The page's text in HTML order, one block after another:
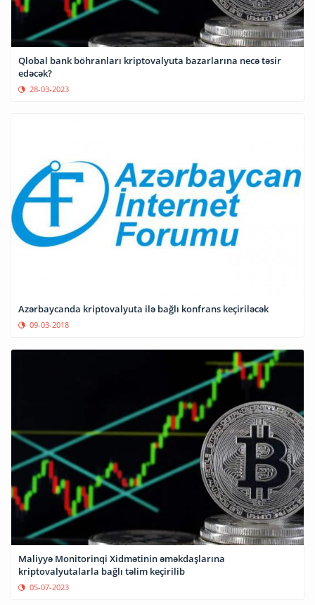
Qlobal bank böhranları kriptovalyuta bazarlarına necə təsir
edəcək?
28-03-2023
Azərbaycanda kriptovalyuta ilə bağlı konfrans keçiriləcək
09-03-2018
Maliyyə Monitorinqi Xidmətinin əməkdaşlarına
kriptovalyutalarla bağlı təlim keçirilib
05-07-2023